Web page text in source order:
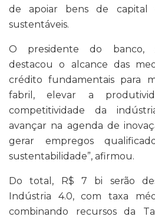
de apoiar bens de capital
sustentáveis.
O presidente do banco,
destacou o alcance das
crédito fundamentais para
fabril, elevar a
competitividade da
avançar na agenda de
gerar empregos
sustentabilidade”, afirmou.
Do total, R$ 7 bi serão
Indústria 4.0, com taxa
combinando recursos da